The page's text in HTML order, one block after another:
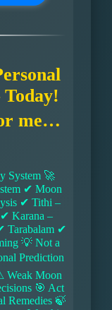
me…
System 🚀
✔ Moon
✔ Tithi –
Karana –
Tarabalam ✔
💡 Not a
Prediction
Weak Moon
🎯 Act
Remedies 🍃